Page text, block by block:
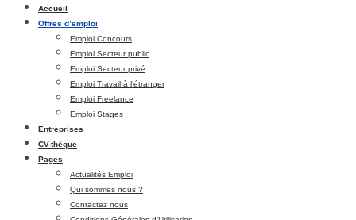
Accueil
Offres d’emploi
Emploi Concours
Emploi Secteur public
Emploi Secteur privé
Emploi Travail à l’étranger
Emploi Freelance
Emploi Stages
Entreprises
CV-thèque
Pages
Actualités Emploi
Qui sommes nous ?
Contactez nous